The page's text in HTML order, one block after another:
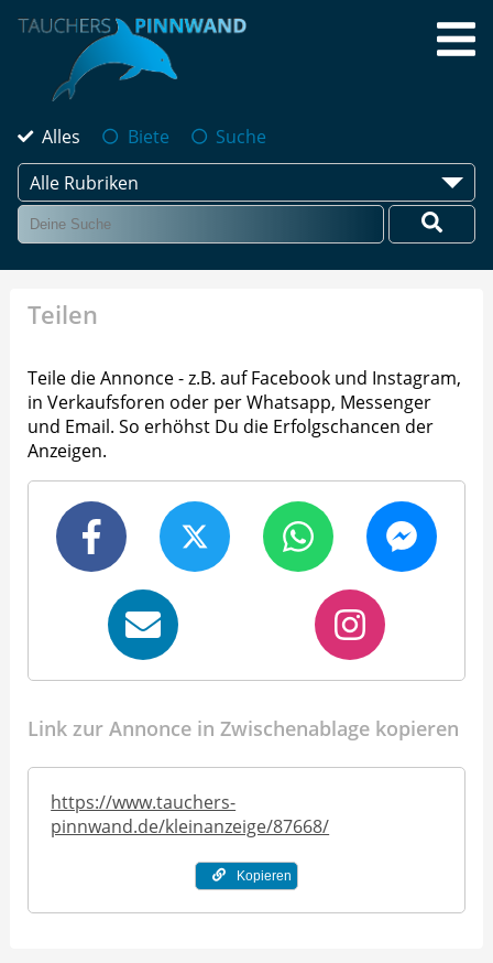
Alles Biete
Suche
Alle Rubriken
Teilen
Teile die Annonce - z.B. auf Facebook und Instagram,
in Verkaufsforen oder per Whatsapp, Messenger
und Email. So erhöhst Du die Erfolgschancen der
Anzeigen.
Link zur Annonce in Zwischenablage kopieren
https://www.tauchers-
pinnwand.de/kleinanzeige/87668/
Kopieren